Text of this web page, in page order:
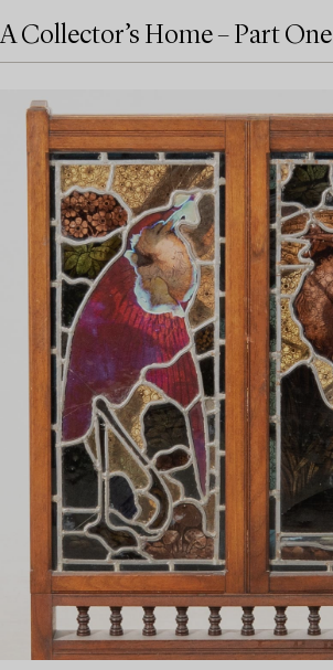
A Collector’s Home – Part One